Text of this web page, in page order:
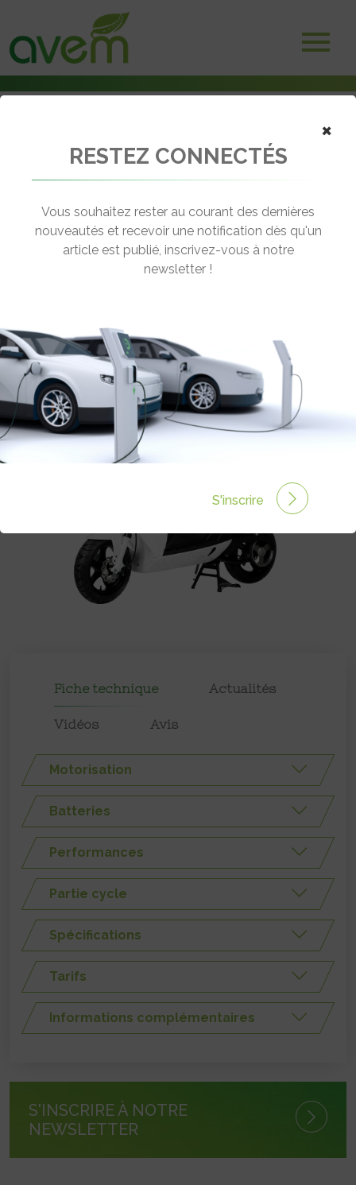
Deux-trois roues électriques
GOVECS GO!S26
[wppr_avg_rating id="41172"]
Prix :7590€
Fiche technique Actualités
Vidéos Avis
Motorisation
Batteries
Performances
Partie cycle
Spécifications
Tarifs
Informations complémentaires
S'INSCRIRE À NOTRE
NEWSLETTER
×
RESTEZ CONNECTÉS
Vous souhaitez rester au courant des dernières
nouveautés et recevoir une notification dès qu'un
article est publié, inscrivez-vous à notre
newsletter !
S'inscrire